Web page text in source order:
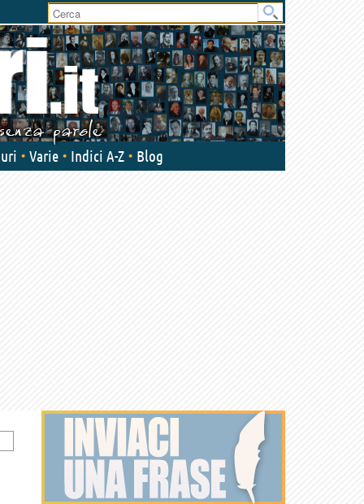
User
area
Varie Indici A-Z Blog